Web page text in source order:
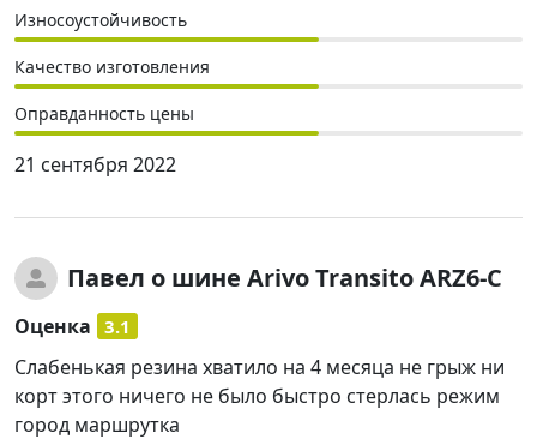
Износоустойчивость
Качество изготовления
Оправданность цены
21 сентября 2022
Павел о шине Arivo Transito ARZ6-C
Оценка 3.1
Слабенькая резина хватило на 4 месяца не грыж ни
корт этого ничего не было быстро стерлась режим
город маршрутка